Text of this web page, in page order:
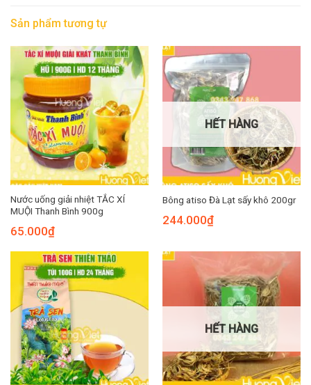
Sản phẩm tương tự
Nước uống giải nhiệt TẮC XÍ
MUỘI Thanh Bình 900g
65.000₫
HẾT HÀNG
Bông atiso Đà Lạt sấy khô 200gr
244.000₫
HẾT HÀNG